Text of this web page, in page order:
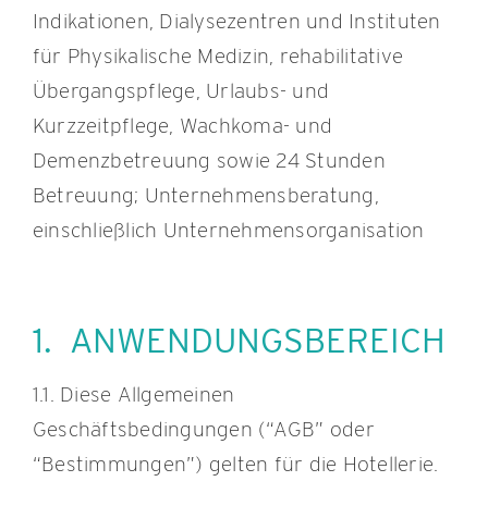
Indikationen, Dialysezentren und Instituten
für Physikalische Medizin, rehabilitative
Übergangspflege, Urlaubs- und
Kurzzeitpflege, Wachkoma- und
Demenzbetreuung sowie 24 Stunden
Betreuung; Unternehmensberatung,
einschließlich Unternehmensorganisation
1. ANWENDUNGSBEREICH
1.1. Diese Allgemeinen
Geschäftsbedingungen (“AGB” oder
“Bestimmungen”) gelten für die Hotellerie.